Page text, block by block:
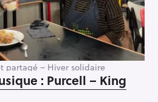
partagé – Hiver solidaire
: Purcell – King